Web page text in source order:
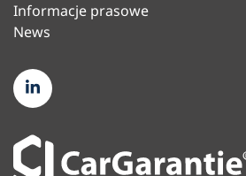
Informacje prasowe
News